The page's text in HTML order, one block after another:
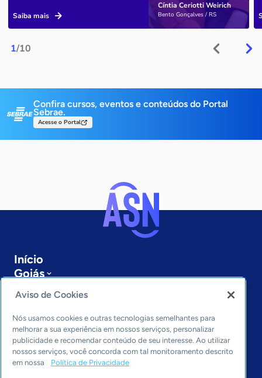
1/10
Cíntia Ceriotti Weirich
Bento Gonçalves / RS
Saiba mais
Confira cursos, eventos e conteúdos do Portal
Sebrae.
Acesse o Portal
Início
Goiás
Sobre a ASN
Últimas notícias
Entre em contato
Editorias
Economia & Política
Inovação & Tecnologia
Aviso de Cookies
Nós usamos cookies e outras tecnologias semelhantes para
melhorar a sua experiência em nossos serviços, personalizar
publicidade e recomendar conteúdo de seu interesse. Ao utilizar
nossos serviços, você concorda com tal monitoramento descrito
em nossa
Política de Privacidade